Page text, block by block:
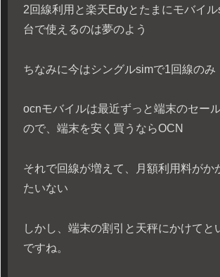
2回線利用と楽天Edyとたまにモバイ
台で使えるのは夢のよう
ちなみに今はシングルsimで1回線のみ
ocnモバイルは最近ずっと端末のセー
ので、端末を安く買うならOCN
それで回線が増えて、月額利用料がか
たいない
しかし、端末の割引と天秤にかけてと
ですね。